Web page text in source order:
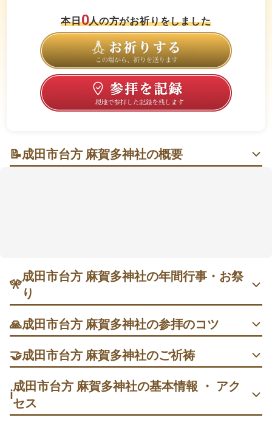
本日0人の方がお祈りをしました
📝成田市台方 麻賀多神社の概要
手。早朝の参拝はとくに静かで、ゆっくり手を合わせ
やすい雰囲気です🌲
🎌
成田市台方 麻賀多神社の年間行事・お祭
り
・ 1月1日 歳旦祭｜新年の祈りを捧げる厳かな朝。三が日は
混み合うため、早朝参拝だと御神木前も落ち着いて拝しや
すいです。
め、明るいうちに参拝と見学場所の確認を済ませるとスム
ーズ。
🙏成田市台方 麻賀多神社の参拝のコツ
鳥居をくぐったら手水→拝殿参拝→大杉の順で。最後に一
礼し、数呼吸ゆっくり整えてから次へ進むと落ち着きやす
いです。
開始30〜60分前に到着し、参拝→見学場所の確保→行列の
進行方向を確認。終了後に再度拝殿へ御礼参りを。
🤝成田市台方 麻賀多神社のご祈祷
安産祈願
安産祈願は、木花開耶姫（このはなさくやひめ）ゆかりの
子安神社にちなみ、妊娠中や出産を控える方の無事を願っ
て行われます。家族での昇殿にも向いており、節目に穏や
ℹ️
成田市台方 麻賀多神社の基本情報 ・ アク
セス